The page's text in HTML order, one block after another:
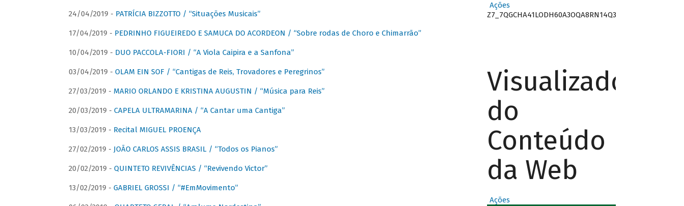
24/04/2019 - PATRÍCIA BIZZOTTO / “Situações Musicais”
17/04/2019 - PEDRINHO FIGUEIREDO E SAMUCA DO ACORDEON / “Sobre rodas de Choro e Chimarrão”
10/04/2019 - DUO PACCOLA-FIORI / “A Viola Caipira e a Sanfona”
03/04/2019 - OLAM EIN SOF / “Cantigas de Reis, Trovadores e Peregrinos”
27/03/2019 - MARIO ORLANDO E KRISTINA AUGUSTIN / “Música para Reis”
20/03/2019 - CAPELA ULTRAMARINA / “A Cantar uma Cantiga”
13/03/2019 - Recital MIGUEL PROENÇA
27/02/2019 - JOÃO CARLOS ASSIS BRASIL / “Todos os Pianos”
20/02/2019 - QUINTETO REVIVÊNCIAS / “Revivendo Victor”
13/02/2019 - GABRIEL GROSSI / “#EmMovimento”
Ações
Z7_7QGCHA41LODH60A3OQA8RN14Q3
Visualizador
do
Conteúdo
da Web
Ações